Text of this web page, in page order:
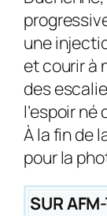
une
et courir à
des
l’espoir né
À la fin de
pour la
SUR